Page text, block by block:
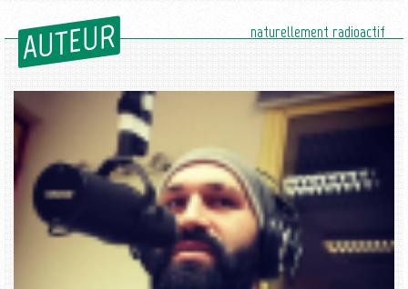
AUTEUR naturellement radioactif